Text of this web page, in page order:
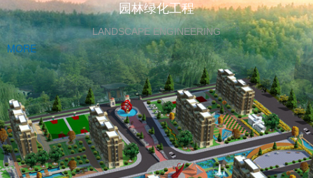
园林绿化工程
LANDSCAPE ENGINEERING
MORE